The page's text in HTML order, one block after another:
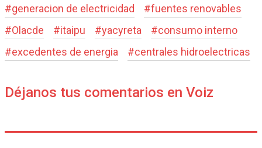
#generacion de electricidad #fuentes renovables
#Olacde #itaipu #yacyreta #consumo interno
#excedentes de energia #centrales hidroelectricas
Déjanos tus comentarios en Voiz